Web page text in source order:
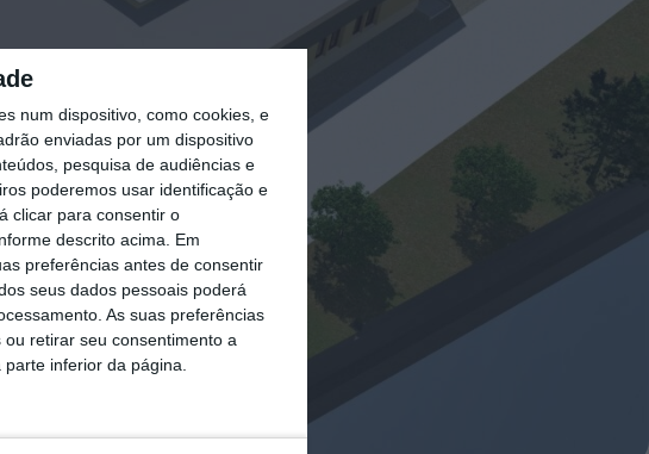
num dispositivo, como cookies, e
enviadas por um dispositivo
pesquisa de audiências e
poderemos usar identificação e
clicar para consentir o
descrito acima. Em
preferências antes de consentir
seus dados pessoais poderá
As suas preferências
retirar seu consentimento a
inferior da página.